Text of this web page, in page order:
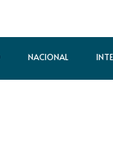
NACIONAL